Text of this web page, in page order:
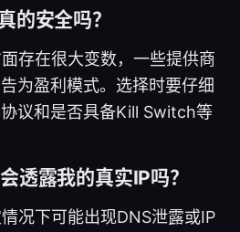
的安全吗？
存在很大变数，一些提供商
为盈利模式。选择时要仔细
议和是否具备Kill Switch等
透露我的真实IP吗？
况下可能出现DNS泄露或IP